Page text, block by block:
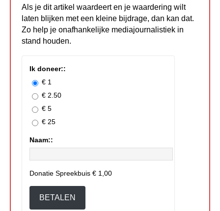
Als je dit artikel waardeert en je waardering wilt
laten blijken met een kleine bijdrage, dan kan dat.
Zo help je onafhankelijke mediajournalistiek in
stand houden.
Ik doneer::
€ 1
€ 2.50
€ 5
€ 25
Naam::
Donatie Spreekbuis € 1,00
BETALEN